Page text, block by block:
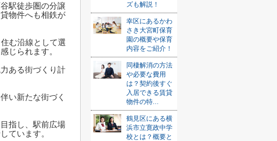
駅徒歩圏の分譲
物件へも相鉄が
む沿線として選
じられます。
ある街づくり計
い新たな街づく
指し、駅前広場
ています。
ズも解説！
幸区にあるかわ
さき大宮町保育
園の概要や保育
内容をご紹介！
同棲解消の方法
や必要な費用
は？契約後すぐ
入居できる賃貸
物件の特...
鶴見区にある横
浜市立寛政中学
校とは？概要と